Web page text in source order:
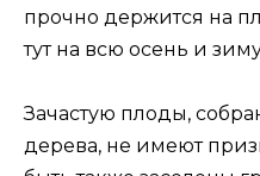
прочно держится на
тут на всю осень и
Зачастую плоды,
дерева, не имеют